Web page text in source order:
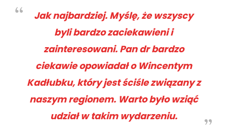
Jak najbardziej. Myślę, że wszyscy
byli bardzo zaciekawieni i
zainteresowani. Pan dr bardzo
ciekawie opowiadał o Wincentym
Kadłubku, który jest ściśle związany z
naszym regionem. Warto było wziąć
udział w takim wydarzeniu.